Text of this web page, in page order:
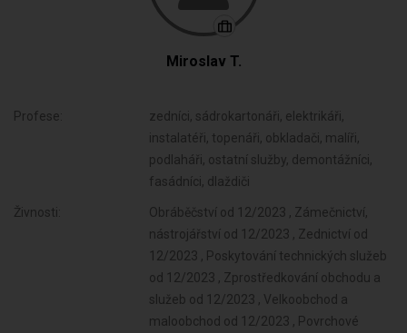
Miroslav T.
Profese:
zedníci, sádrokartonáři, elektrikáři,
instalatéři, topenáři, obkladači, malíři,
podlaháři, ostatní služby, demontážníci,
fasádníci, dlaždiči
Živnosti:
Obráběčství od 12/2023 , Zámečnictví,
nástrojářství od 12/2023 , Zednictví od
12/2023 , Poskytování technických služeb
od 12/2023 , Zprostředkování obchodu a
služeb od 12/2023 , Velkoobchod a
maloobchod od 12/2023 , Povrchové